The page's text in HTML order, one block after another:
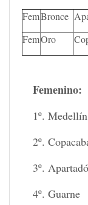
FemBronce
FemOro
Femenino:
1º.
2º.
3º.
4º.